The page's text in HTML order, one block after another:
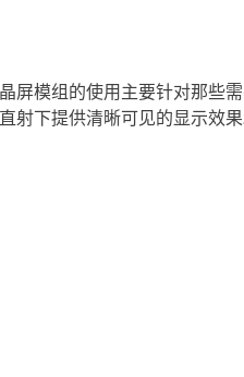
屏模组的使用主要针对那些
射下提供清晰可见的显示效